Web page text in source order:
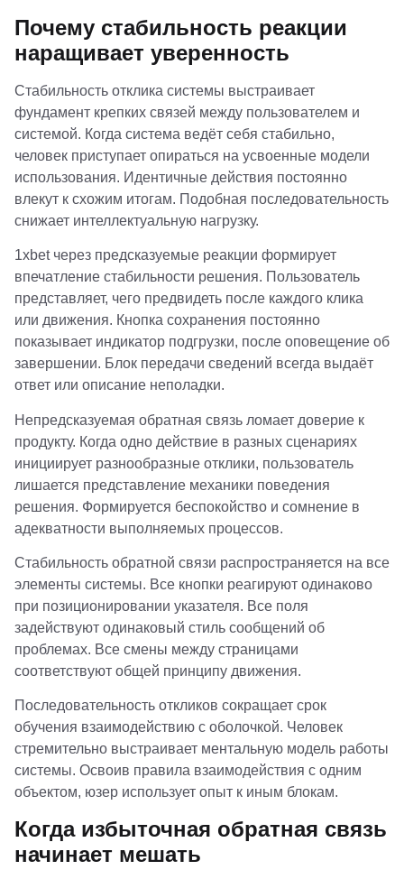
Почему стабильность реакции
наращивает уверенность
Стабильность отклика системы выстраивает
фундамент крепких связей между пользователем и
системой. Когда система ведёт себя стабильно,
человек приступает опираться на усвоенные модели
использования. Идентичные действия постоянно
влекут к схожим итогам. Подобная последовательность
снижает интеллектуальную нагрузку.
1xbet через предсказуемые реакции формирует
впечатление стабильности решения. Пользователь
представляет, чего предвидеть после каждого клика
или движения. Кнопка сохранения постоянно
показывает индикатор подгрузки, после оповещение об
завершении. Блок передачи сведений всегда выдаёт
ответ или описание неполадки.
Непредсказуемая обратная связь ломает доверие к
продукту. Когда одно действие в разных сценариях
инициирует разнообразные отклики, пользователь
лишается представление механики поведения
решения. Формируется беспокойство и сомнение в
адекватности выполняемых процессов.
Стабильность обратной связи распространяется на все
элементы системы. Все кнопки реагируют одинаково
при позиционировании указателя. Все поля
задействуют одинаковый стиль сообщений об
проблемах. Все смены между страницами
соответствуют общей принципу движения.
Последовательность откликов сокращает срок
обучения взаимодействию с оболочкой. Человек
стремительно выстраивает ментальную модель работы
системы. Освоив правила взаимодействия с одним
объектом, юзер использует опыт к иным блокам.
Когда избыточная обратная связь
начинает мешать